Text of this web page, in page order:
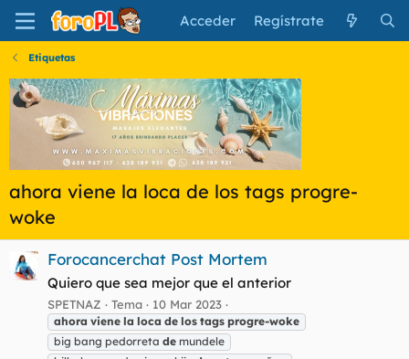
Acceder Regístrate
Etiquetas
ahora viene la loca de los tags progre-
woke
Forocancerchat Post Mortem
Quiero que sea mejor que el anterior
SPETNAZ Tema 10 Mar 2023
ahora viene la loca de los tags progre-woke
big bang pedorreta de mundele